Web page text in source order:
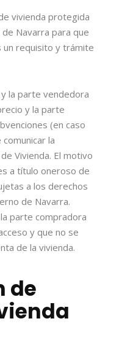
vivienda protegida
Navarra para que
un requisito y trámite
la parte vendedora
y la parte
(en caso
la
Vivienda. El motivo
a título oneroso de
a los derechos
de Navarra.
parte compradora
y que no se
de la vivienda.
de